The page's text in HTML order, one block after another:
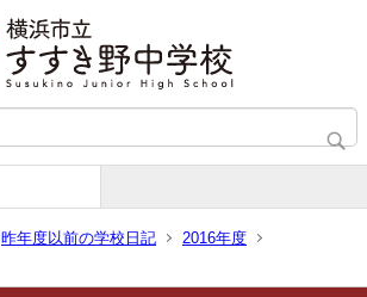
昨年度以前の学校日記
2016年度